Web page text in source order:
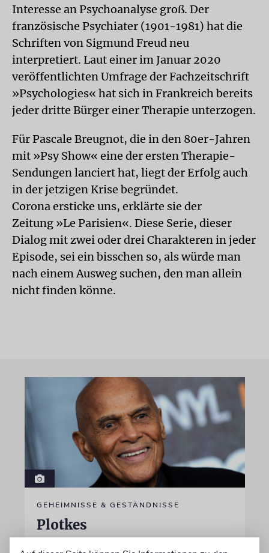
Interesse an Psychoanalyse groß. Der
französische Psychiater (1901-1981) hat die
Schriften von Sigmund Freud neu
interpretiert. Laut einer im Januar 2020
veröffentlichten Umfrage der Fachzeitschrift
»Psychologies« hat sich in Frankreich bereits
jeder dritte Bürger einer Therapie unterzogen.
Für Pascale Breugnot, die in den 80er-Jahren
mit »Psy Show« eine der ersten Therapie-
Sendungen lanciert hat, liegt der Erfolg auch
in der jetzigen Krise begründet.
Corona ersticke uns, erklärte sie der
Zeitung »Le Parisien«. Diese Serie, dieser
Dialog mit zwei oder drei Charakteren in jeder
Episode, sei ein bisschen so, als würde man
nach einem Ausweg suchen, den man allein
nicht finden könne.
GEHEIMNISSE & GESTÄNDNISSE
Plotkes